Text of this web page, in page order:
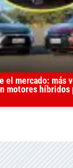
el mercado: más
motores híbridos